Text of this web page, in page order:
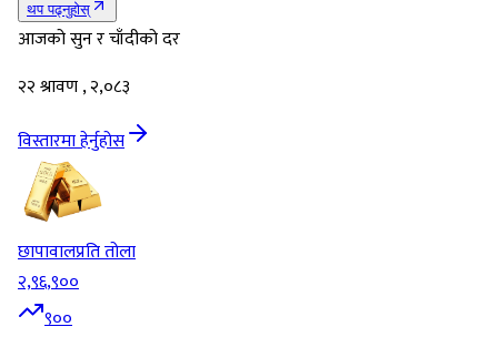
थप पढ्नुहोस्
आजको सुन र चाँदीको दर
२२ श्रावण , २,०८३
विस्तारमा हेर्नुहोस
छापावालप्रति तोला
२,९६,९००
९००